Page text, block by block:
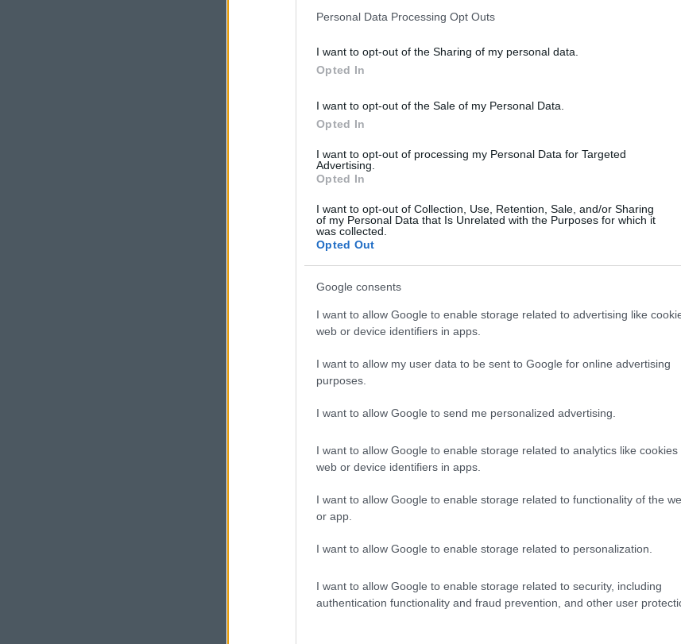
Personal Data Processing Opt Outs
I want to opt-out of the Sharing of my personal data.
Opted In
I want to opt-out of the Sale of my Personal Data.
Opted In
I want to opt-out of processing my Personal Data for Targeted
Advertising.
Opted In
I want to opt-out of Collection, Use, Retention, Sale, and/or Sharing
of my Personal Data that Is Unrelated with the Purposes for which it
was collected.
Opted Out
Google consents
I want to allow Google to enable storage related to advertising like
web or device identifiers in apps.
I want to allow my user data to be sent to Google for online advertising
purposes.
I want to allow Google to send me personalized advertising.
I want to allow Google to enable storage related to analytics like cookies
web or device identifiers in apps.
I want to allow Google to enable storage related to functionality of the
or app.
I want to allow Google to enable storage related to personalization.
I want to allow Google to enable storage related to security, including
authentication functionality and fraud prevention, and other user
1973 - A
1979-
1984 -
1990-
The
The